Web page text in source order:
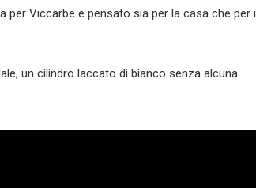
per Viccarbe e pensato sia per la casa che per il
un cilindro laccato di bianco senza alcuna